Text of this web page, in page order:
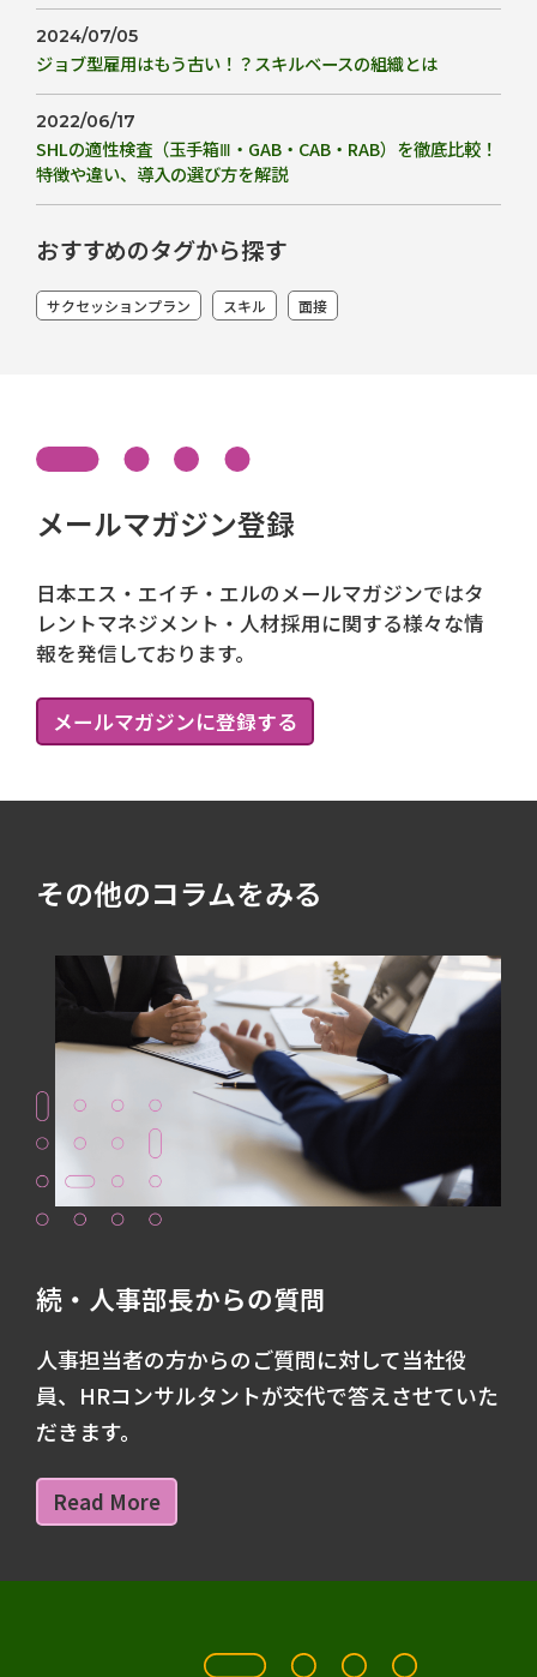
2024/07/05
ジョブ型雇用はもう古い！？スキルベースの組織とは
2022/06/17
SHLの適性検査（玉手箱Ⅲ・GAB・CAB・RAB）を徹底比較！
特徴や違い、導入の選び方を解説
おすすめのタグから探す
サクセッションプラン スキル 面接
メールマガジン登録
日本エス・エイチ・エルのメールマガジンではタ
レントマネジメント・人材採用に関する様々な情
報を発信しております。
メールマガジンに登録する
その他のコラムをみる
続・人事部長からの質問
人事担当者の方からのご質問に対して当社役
員、HRコンサルタントが交代で答えさせていた
だきます。
Read More